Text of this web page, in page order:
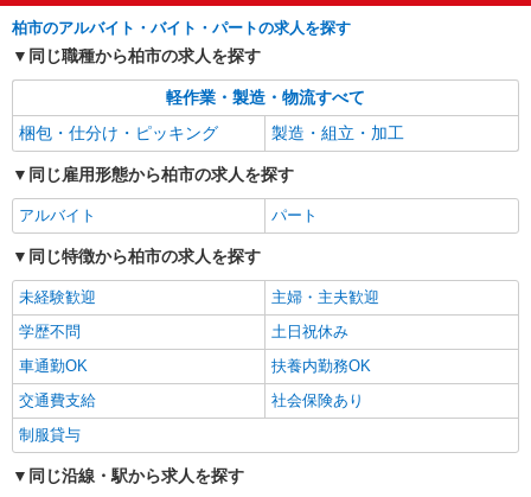
SGフィルダー株式会社/W24017-002
荷物・商品仕分け
時給1250円 ※22:00〜翌5:00の間は深夜手当込
みで時給1，563円になります。
≪柏事業場≫ 千葉県柏市新十余二13-1 SGリ
アルティ柏B棟（佐川急便 柏営業所内）
アルバイト パート
SGフィルダー株式会社/W24017-004
荷物・商品仕分け
時給1250円 ※22:00〜翌5:00の間は深夜手当込
みで時給1，563円になります。
≪柏事業場≫ 千葉県柏市新十余二13-1 SGリ
アルティ柏B棟（佐川急便 柏営業所内）
キープ 詳細を見る
柏市のアルバイト・バイト・パートの求人を探す
同じ職種から柏市の求人を探す
軽作業・製造・物流すべて
梱包・仕分け・ピッキング
製造・組立・加工
同じ雇用形態から柏市の求人を探す
アルバイト パート
同じ特徴から柏市の求人を探す
未経験歓迎
主婦・主夫歓迎
学歴不問
土日祝休み
車通勤OK
扶養内勤務OK
交通費支給
社会保険あり
制服貸与
同じ沿線・駅から求人を探す